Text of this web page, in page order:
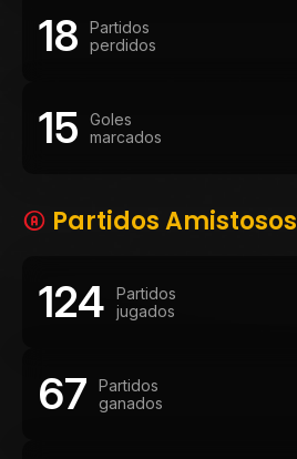
18
Partidos
perdidos
15
Goles
marcados
Partidos Amistosos
124
Partidos
jugados
67
Partidos
ganados